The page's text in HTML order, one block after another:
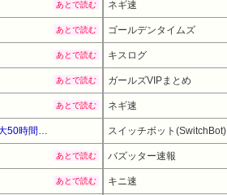
あとで読む ネギ速
あとで読む ゴールデンタイムズ
あとで読む キスログ
あとで読む ガールズVIPまとめ
あとで読む ネギ速
スイッチボット(SwitchBot)
あとで読む バズッター速報
あとで読む キニ速